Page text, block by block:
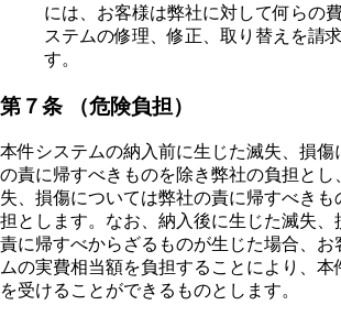
には、お客様は弊社に対して何らの
ステムの修理、修正、取り替えを請
す。
第７条 （危険負担）
本件システムの納入前に生じた滅失、損傷
の責に帰すべきものを除き弊社の負担とし
失、損傷については弊社の責に帰すべきも
担とします。なお、納入後に生じた滅失、
責に帰すべからざるものが生じた場合、お
ムの実費相当額を負担することにより、本
を受けることができるものとします。